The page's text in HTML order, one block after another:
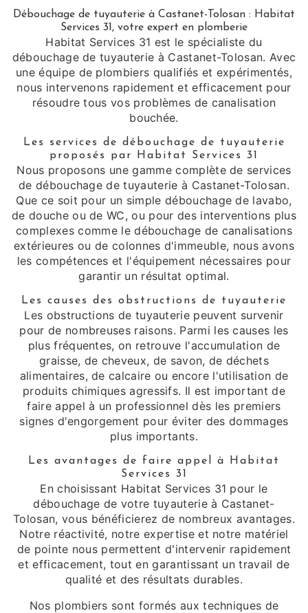
Débouchage de tuyauterie à Castanet-Tolosan : Habitat
Services 31, votre expert en plomberie
Habitat Services 31 est le spécialiste du
débouchage de tuyauterie à Castanet-Tolosan. Avec
une équipe de plombiers qualifiés et expérimentés,
nous intervenons rapidement et efficacement pour
résoudre tous vos problèmes de canalisation
bouchée.
Les services de débouchage de tuyauterie
proposés par Habitat Services 31
Nous proposons une gamme complète de services
de débouchage de tuyauterie à Castanet-Tolosan.
Que ce soit pour un simple débouchage de lavabo,
de douche ou de WC, ou pour des interventions plus
complexes comme le débouchage de canalisations
extérieures ou de colonnes d'immeuble, nous avons
les compétences et l'équipement nécessaires pour
garantir un résultat optimal.
Les causes des obstructions de tuyauterie
Les obstructions de tuyauterie peuvent survenir
pour de nombreuses raisons. Parmi les causes les
plus fréquentes, on retrouve l'accumulation de
graisse, de cheveux, de savon, de déchets
alimentaires, de calcaire ou encore l'utilisation de
produits chimiques agressifs. Il est important de
faire appel à un professionnel dès les premiers
signes d'engorgement pour éviter des dommages
plus importants.
Les avantages de faire appel à Habitat
Services 31
En choisissant Habitat Services 31 pour le
débouchage de votre tuyauterie à Castanet-
Tolosan, vous bénéficierez de nombreux avantages.
Notre réactivité, notre expertise et notre matériel
de pointe nous permettent d'intervenir rapidement
et efficacement, tout en garantissant un travail de
qualité et des résultats durables.
Nos plombiers sont formés aux techniques de